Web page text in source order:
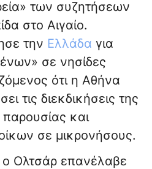
των συζητήσεων
στο Αιγαίο.
την Ελλάδα για
σε νησίδες
ότι η Αθήνα
τις διεκδικήσεις της
και
σε μικρονήσους.
Ολτσάρ επανέλαβε